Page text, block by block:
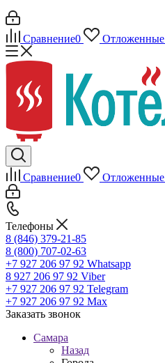
Сравнение0 Отложенные
Сравнение0 Отложенные
Телефоны
8 (846) 379-21-85
8 (800) 707-02-63
+7 927 206 97 92 Whatsapp
8 927 206 97 92 Viber
+7 927 206 97 92 Telegram
+7 927 206 97 92 Max
Заказать звонок
Самара
Назад